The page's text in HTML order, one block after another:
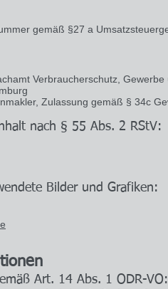
gemäß §27 a
Verbraucherschutz,
Zulassung gemäß § 34c
nach § 55 Abs. 2 RStV:
Bilder und Grafiken:
Art. 14 Abs. 1 ODR-